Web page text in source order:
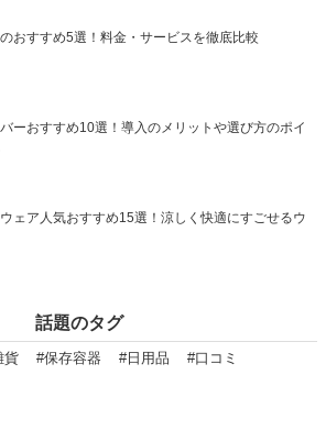
おすすめ5選！料金・サービスを徹底比較
ーおすすめ10選！導入のメリットや選び方のポイ
ェア人気おすすめ15選！涼しく快適にすごせるウ
話題のタグ
貨 #保存容器 #日用品 #口コミ